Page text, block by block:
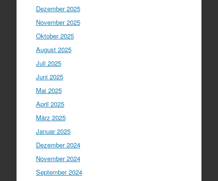
Dezember 2025
November 2025
Oktober 2025
August 2025
Juli 2025
Juni 2025
Mai 2025
April 2025
März 2025
Januar 2025
Dezember 2024
November 2024
September 2024